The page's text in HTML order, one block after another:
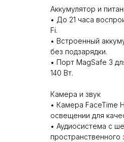
Аккумулятор и
• До 21 часа
Fi.
• Встроенный
без подзарядки.
• Порт MagSafe 3
140 Вт.
Камера и звук
• Камера FaceTime
освещении для
• Аудиосистема с